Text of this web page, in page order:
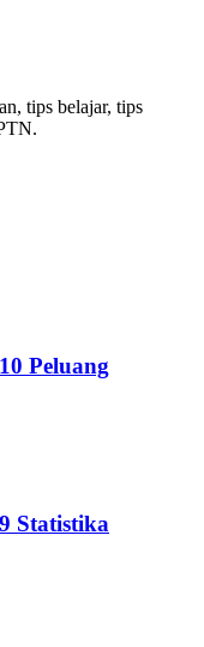
tips belajar, tips
Peluang
Statistika